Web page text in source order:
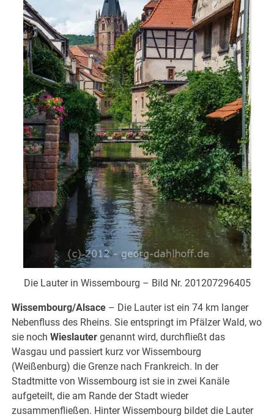
Die Lauter in Wissembourg – Bild Nr. 201207296405
Wissembourg/Alsace – Die Lauter ist ein 74 km langer
Nebenfluss des Rheins. Sie entspringt im Pfälzer Wald, wo
sie nochWieslauter genannt wird, durchfließt das
Wasgau und passiert kurz vor Wissembourg
(Weißenburg) die Grenze nach Frankreich. In der
Stadtmitte von Wissembourg ist sie in zwei Kanäle
aufgeteilt, die am Rande der Stadt wieder
zusammenfließen. Hinter Wissembourg bildet die Lauter